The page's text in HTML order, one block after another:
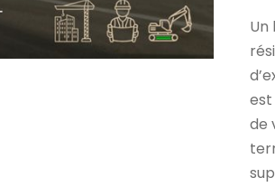
Un
de